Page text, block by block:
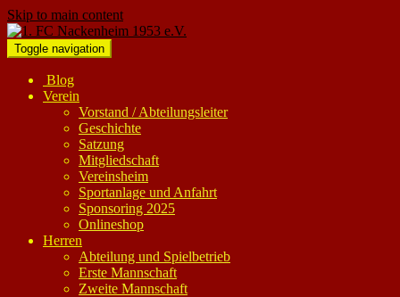
Skip to main content
Toggle navigation
Blog
Verein
Vorstand / Abteilungsleiter
Geschichte
Satzung
Mitgliedschaft
Vereinsheim
Sportanlage und Anfahrt
Sponsoring 2025
Onlineshop
Herren
Abteilung und Spielbetrieb
Erste Mannschaft
Zweite Mannschaft